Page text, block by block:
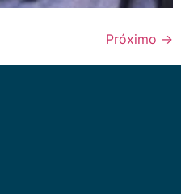
Próximo →